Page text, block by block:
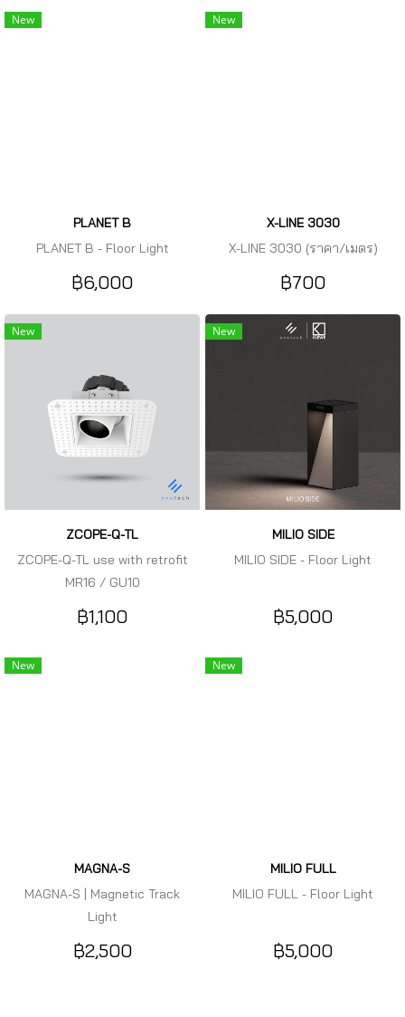
New
PLANET B
PLANET B - Floor Light
฿6,000
New
X-LINE 3030
X-LINE 3030 (ราคา/เมตร)
฿700
New
ZCOPE-Q-TL
ZCOPE-Q-TL use with retrofit
MR16 / GU10
฿1,100
New
MILIO SIDE
MILIO SIDE - Floor Light
฿5,000
New
MAGNA-S
MAGNA-S | Magnetic Track
Light
฿2,500
New
MILIO FULL
MILIO FULL - Floor Light
฿5,000